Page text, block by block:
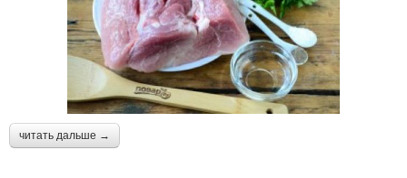
читать дальше →